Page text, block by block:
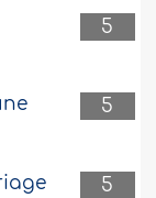
5
5
5